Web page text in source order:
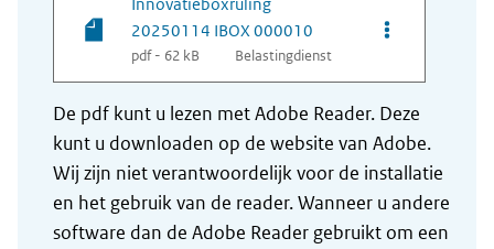
20250114 IBOX 000010
pdf - 62 kB Belastingdienst
Opties van
De pdf kunt u lezen met Adobe Reader. Deze
kunt u downloaden op de website van Adobe.
Wij zijn niet verantwoordelijk voor de installatie
en het gebruik van de reader. Wanneer u andere
software dan de Adobe Reader gebruikt om een